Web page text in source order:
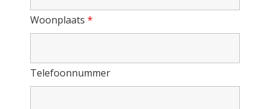
Woonplaats *
Telefoonnummer